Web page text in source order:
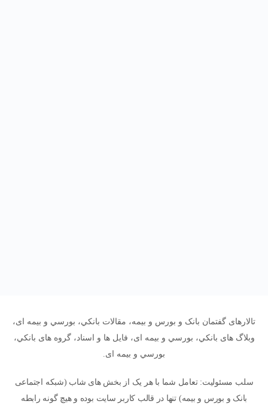
تالارهای گفتمان بانک و بورس و بیمه، مقالات بانکي، بورسي و بیمه ای،
وبلاگ های بانکي، بورسي و بیمه ای، فایل ها و اسناد، گروه های بانکي،
بورسي و بیمه ای.
سلب مسئولیت: تعامل شما با هر یک از بخش های شاب (شبکه اجتماعی
بانک و بورس و بیمه) تنها در قالب کاربر سایت بوده و هیچ گونه رابطه